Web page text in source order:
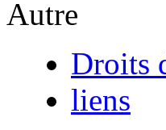
Autre
Droits
liens